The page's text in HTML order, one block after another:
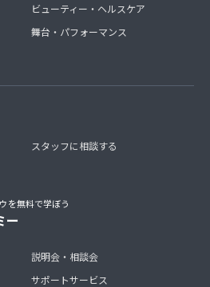
ビューティー・ヘルスケア
舞台・パフォーマンス
スタッフに相談する
を無料で学ぼう
ー
説明会・相談会
サポートサービス